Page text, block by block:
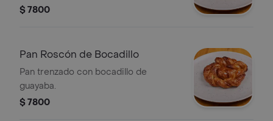
$ 7800
Pan Roscón de Bocadillo
Pan trenzado con bocadillo de
guayaba.
$ 7800